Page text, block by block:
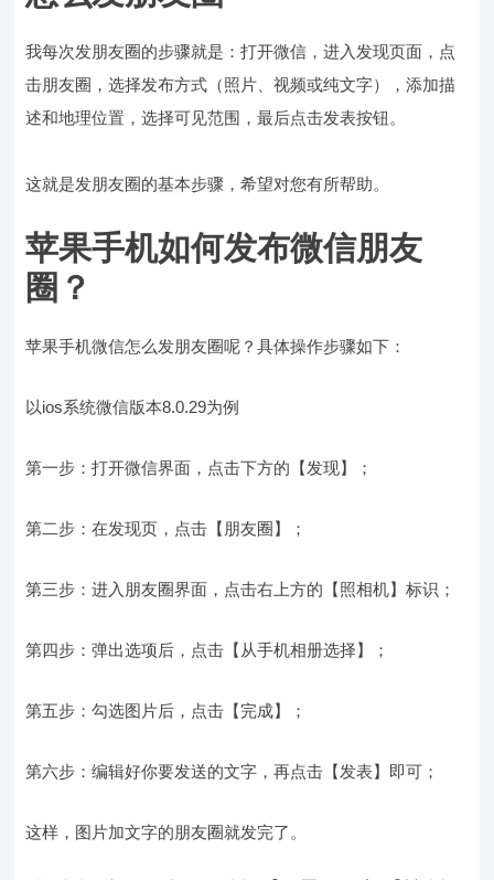
我每次发朋友圈的步骤就是：打开微信，进入发现页面，点
击朋友圈，选择发布方式（照片、视频或纯文字），添加描
述和地理位置，选择可见范围，最后点击发表按钮。
这就是发朋友圈的基本步骤，希望对您有所帮助。
苹果手机如何发布微信朋友
圈？
苹果手机微信怎么发朋友圈呢？具体操作步骤如下：
以ios系统微信版本8.0.29为例
第一步：打开微信界面，点击下方的【发现】；
第二步：在发现页，点击【朋友圈】；
第三步：进入朋友圈界面，点击右上方的【照相机】标识；
第四步：弹出选项后，点击【从手机相册选择】；
第五步：勾选图片后，点击【完成】；
第六步：编辑好你要发送的文字，再点击【发表】即可；
这样，图片加文字的朋友圈就发完了。